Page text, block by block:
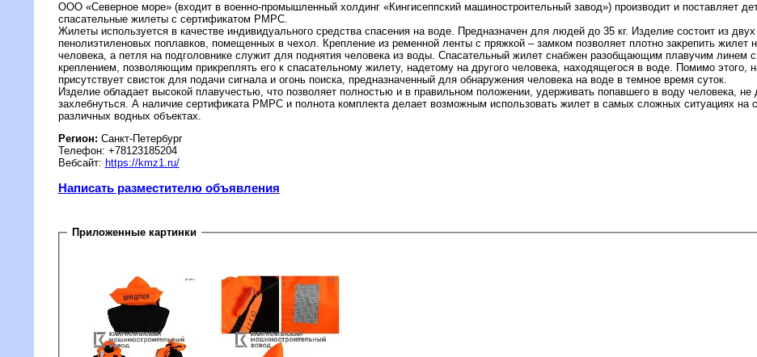
ООО «Северное море» (входит в военно-промышленный холдинг «Кингисеппский машиностроительный завод») производит и поставляет
спасательные жилеты с сертификатом РМРС.
Жилеты используется в качестве индивидуального средства спасения на воде. Предназначен для людей до 35 кг. Изделие состоит из двух
пенолиэтиленовых поплавков, помещенных в чехол. Крепление из ременной ленты с пряжкой – замком позволяет плотно закрепить жилет
человека, а петля на подголовнике служит для поднятия человека из воды. Спасательный жилет снабжен разобщающим плавучим линем с
креплением, позволяющим прикреплять его к спасательному жилету, надетому на другого человека, находящегося в воде. Помимо этого,
присутствует свисток для подачи сигнала и огонь поиска, предназначенный для обнаружения человека на воде в темное время суток.
Изделие обладает высокой плавучестью, что позволяет полностью и в правильном положении, удерживать попавшего в воду человека, не
захлебнуться. А наличие сертификата РМРС и полнота комплекта делает возможным использовать жилет в самых сложных ситуациях на
различных водных объектах.
Регион: Санкт-Петербург
Телефон: +78123185204
Вебсайт: https://kmz1.ru/
Написать разместителю объявления
Приложенные картинки